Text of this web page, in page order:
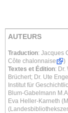
AUTEURS
Traduction: Jacques
Côte chalonnaise
)
Textes et Édition: Dr.
Brüchert; Dr. Ute
Institut für
Blum-Gabelmann
Eva Heller-Karneth (
(